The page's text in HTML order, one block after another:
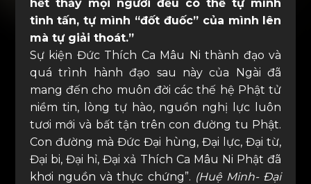
hết thảy mọi người đều có thể tự mình
tinh tấn, tự mình “đốt đuốc” của mình lên
mà tự giải thoát.”
Sự kiện Đức Thích Ca Mâu Ni thành đạo và
quá trình hành đạo sau này của Ngài đã
mang đến cho muôn đời các thế hệ Phật tử
niềm tin, lòng tự hào, nguồn nghị lực luôn
tươi mới và bất tận trên con đường tu Phật.
Con đường mà Đức Đại hùng, Đại lực, Đại từ,
Đại bi, Đại hỉ, Đại xả Thích Ca Mâu Ni Phật đã
khơi nguồn và thực chứng”. (Huệ Minh- Đại